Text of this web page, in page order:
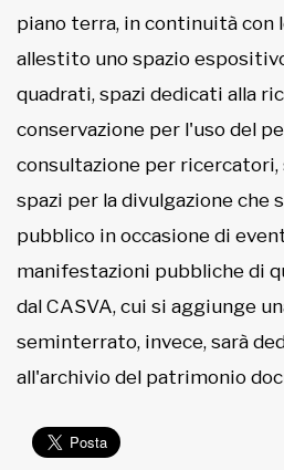
piano terra, in continuità con
allestito uno spazio
quadrati, spazi dedicati alla
conservazione per l'uso del
consultazione per
spazi per la divulgazione che
pubblico in occasione di
manifestazioni pubbliche di
dal CASVA, cui si aggiunge
seminterrato, invece, sarà
all'archivio del patrimonio